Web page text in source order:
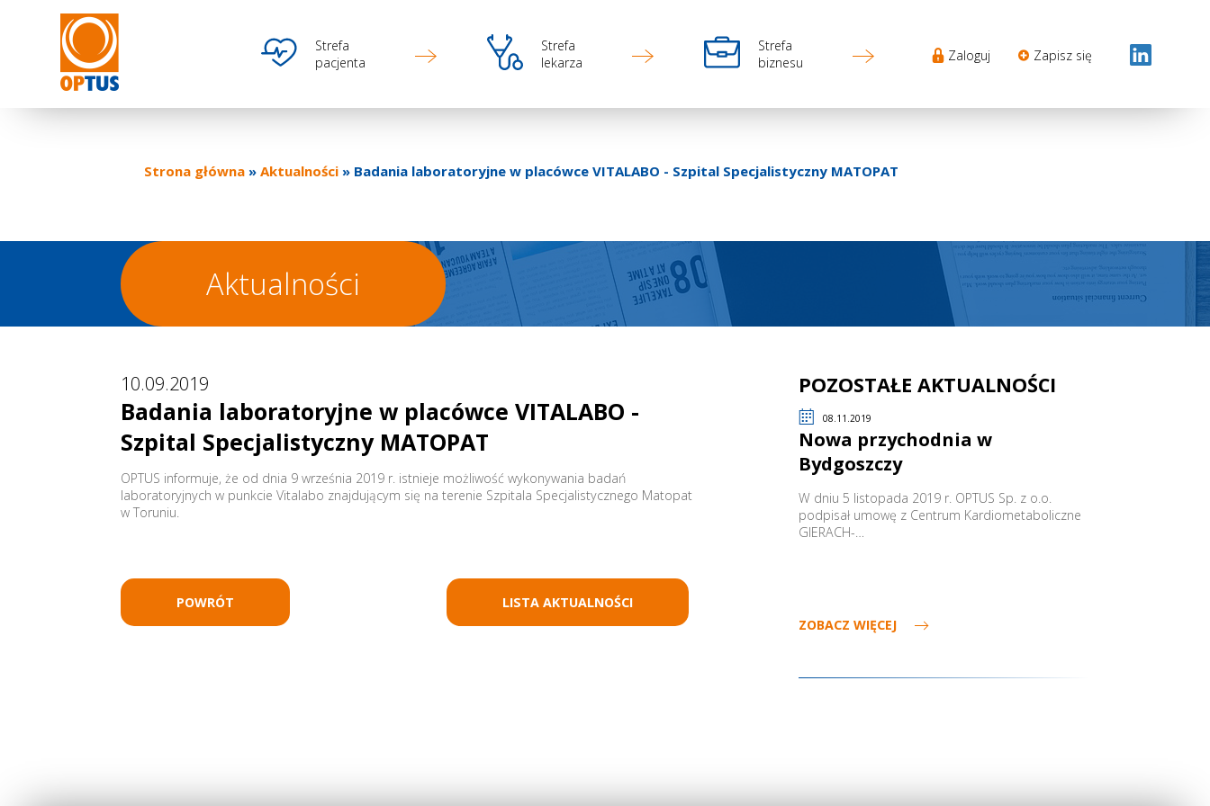
Przejdź
Optus
main
Strefa
pacjenta
Ikona
Strefa
lekarza
Ikona
Strefa
biznesu
Ikona
Login Zaloguj Zapisz się Sekcje
Strona główna Aktualności Badania laboratoryjne w placówce VITALABO - Szpital Specjalistyczny MATOPAT
Aktualności
10.09.2019
Badania laboratoryjne w placówce VITALABO -
Szpital Specjalistyczny MATOPAT
OPTUS informuje, że od dnia 9 września 2019 r. istnieje możliwość wykonywania badań
laboratoryjnych w punkcie Vitalabo znajdującym się na terenie Szpitala Specjalistycznego Matopat
w Toruniu.
POWRÓT LISTA AKTUALNOŚCI
POZOSTAŁE AKTUALNOŚCI
08.11.2019
Nowa przychodnia w
Bydgoszczy
W dniu 5 listopada 2019 r. OPTUS Sp. z o.o.
podpisał umowę z Centrum Kardiometaboliczne
GIERACH-…
ZOBACZ WIĘCEJ